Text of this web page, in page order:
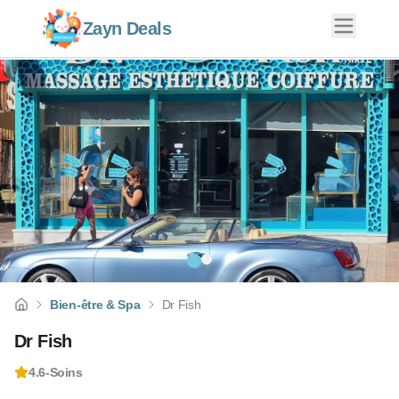
Zayn Deals
Bien-être & Spa Dr Fish
Dr Fish
4.6-Soins